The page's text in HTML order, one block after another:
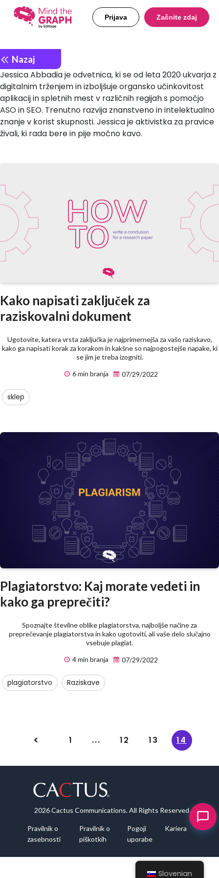
Prijava Začnite zdaj
Nazaj
Jessica Abbadia je odvetnica, ki se od leta 2020 ukvarja z
digitalnim trženjem in izboljšuje organsko učinkovitost
aplikacij in spletnih mest v različnih regijah s pomočjo
ASO in SEO. Trenutno razvija znanstveno in intelektualno
znanje v korist skupnosti. Jessica je aktivistka za pravice
živali, ki rada bere in pije močno kavo.
Kako napisati zaključek za
raziskovalni dokument
Ugotovite, katera vrsta zaključka je najprimernejša za vašo raziskavo,
kako ga napisati korak za korakom in kakšne so najpogostejše napake, ki
se jim je treba izogniti.
6 min branja
07/29/2022
sklep
Plagiatorstvo: Kaj morate vedeti in
kako ga preprečiti?
Spoznajte številne oblike plagiatorstva, najboljše načine za
preprečevanje plagiatorstva in kako ugotoviti, ali vaše delo slučajno
vsebuje plagiat.
4 min branja
07/29/2022
plagiatorstvo Raziskave
1 ... 12 13 14
2026 Cactus Communications. All Rights Reserved
Pravilnik o
zasebnosti
Pravilnik o
piškotkih
Pogoji
uporabe
Kariera
Slovenian